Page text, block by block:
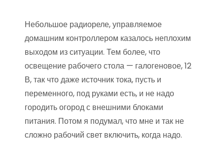
Небольшое радиореле, управляемое
домашним контроллером казалось неплохим
выходом из ситуации. Тем более, что
освещение рабочего стола — галогеновое, 12
В, так что даже источник тока, пусть и
переменного, под руками есть, и не надо
городить огород с внешними блоками
питания. Потом я подумал, что мне и так не
сложно рабочий свет включить, когда надо.